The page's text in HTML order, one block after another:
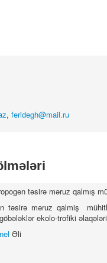
, feridegh@mail.ru
təsirə məruz qalmış
təsirə məruz qalmiş
ekolo-trofiki
Əli